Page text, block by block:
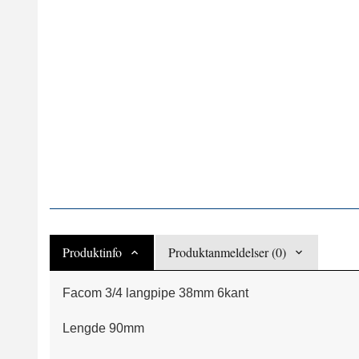
Produktinfo Produktanmeldelser (0)
Facom 3/4 langpipe 38mm 6kant
Lengde 90mm